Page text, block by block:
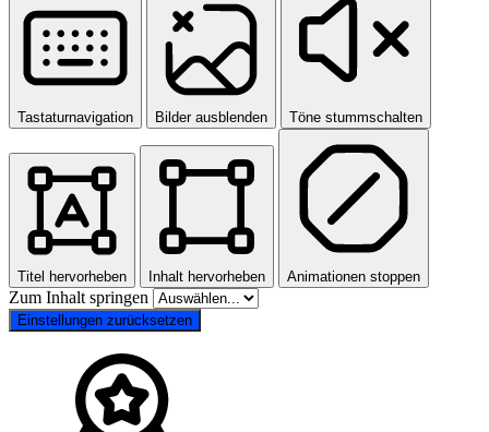
Tastaturnavigation Bilder ausblenden Töne stummschalten
Titel hervorheben Inhalt hervorheben Animationen stoppen
Zum Inhalt springen
Einstellungen zurücksetzen